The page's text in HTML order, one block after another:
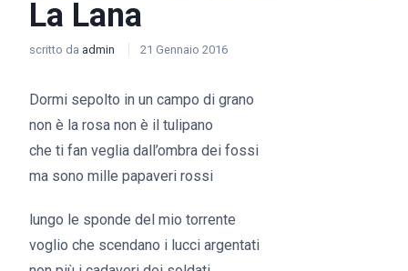
La Lana
scritto da admin 21 Gennaio 2016
Dormi sepolto in un campo di grano
non è la rosa non è il tulipano
che ti fan veglia dall’ombra dei fossi
ma sono mille papaveri rossi
lungo le sponde del mio torrente
voglio che scendano i lucci argentati